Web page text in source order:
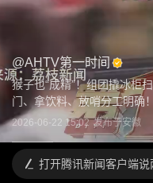
@AHTV第一时间
猴子也“成精”！组团撬冰柜
门、拿饮料、放哨分工明确
2026-06-22 15:02 发布于安徽
打开腾讯新闻客户端说